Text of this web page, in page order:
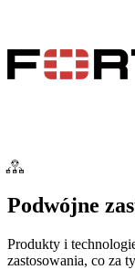
Podwójne
Produkty i
zastosowania, co za